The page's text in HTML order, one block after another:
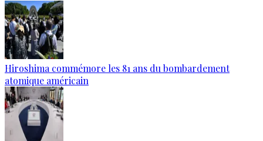
Hiroshima commémore les 81 ans du bombardement
atomique américain